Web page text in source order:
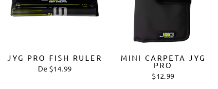
JYG PRO FISH RULER
De $14.99
MINI CARPETA JYG
PRO
$12.99